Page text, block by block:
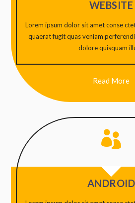
WEBSITE
Lorem ipsum dolor sit amet conse
quaerat fugit quas veniam
dolore quisquam
Read More

ANDROID